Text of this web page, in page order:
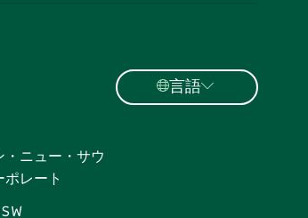
・ニュー・サウ
レート
言語